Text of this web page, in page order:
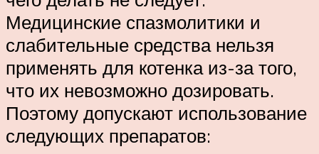
Медицинские спазмолитики и
слабительные средства нельзя
применять для котенка из-за того,
что их невозможно дозировать.
Поэтому допускают использование
следующих препаратов: